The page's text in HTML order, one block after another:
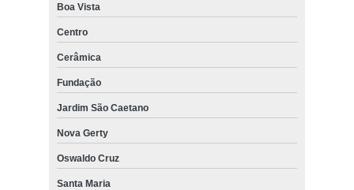
Boa Vista
Centro
Cerâmica
Fundação
Jardim São Caetano
Nova Gerty
Oswaldo Cruz
Santa Maria